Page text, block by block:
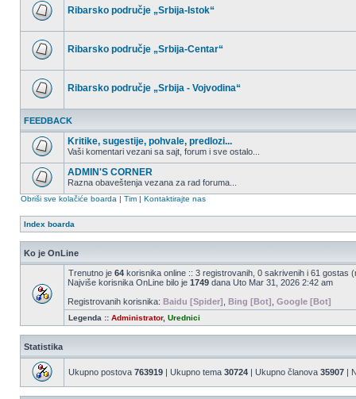
nepročitanih
Ribarsko područje „Srbija-Istok“
nepročitanih
Ribarsko područje „Srbija-Centar“
nepročitanih
postova
Ribarsko područje „Srbija - Vojvodina“
FEEDBACK
nepročitanih
postova
Kritike, sugestije, pohvale, predlozi...
Vaši komentari vezani sa sajt, forum i sve ostalo...
nepročitanih
ADMIN'S CORNER
Razna obaveštenja vezana za rad foruma...
Obriši sve kolačiće boarda | Tim | Kontaktirajte nas
Index boarda
Ko je OnLine
Trenutno je 64 korisnika online :: 3 registrovanih, 0 sakrivenih i 61 gostas
Najviše korisnika OnLine bilo je 1749 dana Uto Mar 31, 2026 2:42 am
Registrovanih korisnika: Baidu [Spider] Bing [Bot] Google [Bot]
Legenda :: Administrator, Urednici
Statistika
Ukupno postova 763919 | Ukupno tema 30724 | Ukupno članova 35907 |